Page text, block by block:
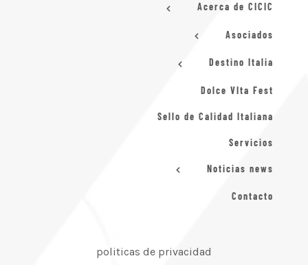
Acerca de CICIC
Asociados
Destino Italia
Dolce VIta Fest
Sello de Calidad Italiana
Servicios
Noticias news
Contacto
politicas de privacidad